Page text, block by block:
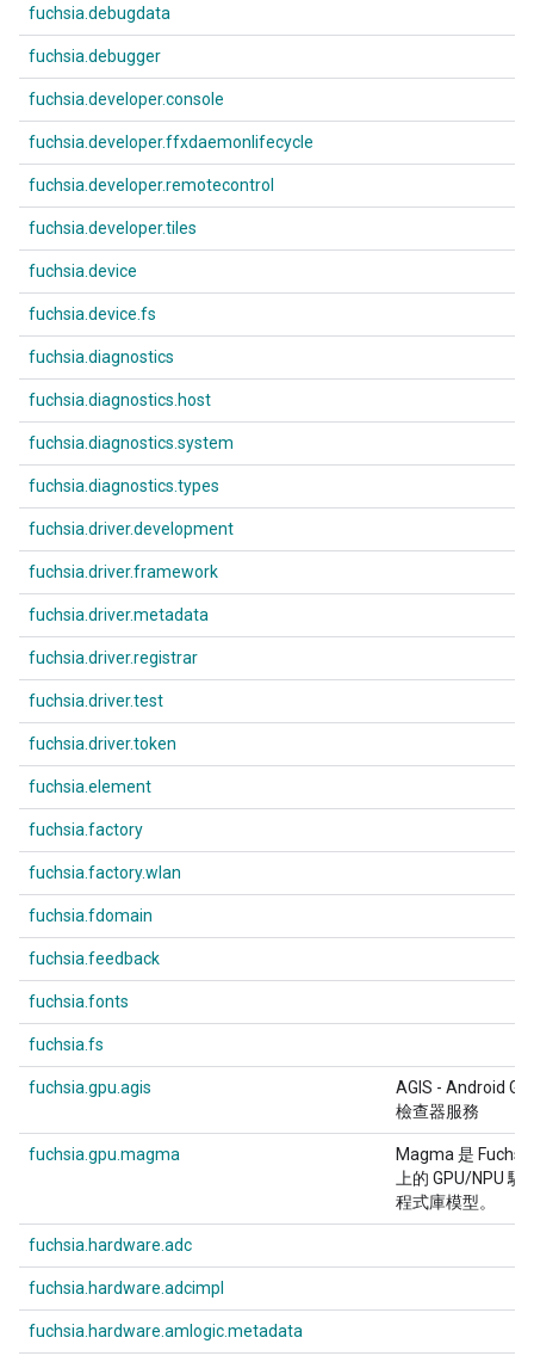
fuchsia.debugdata
fuchsia.debugger
fuchsia.developer.console
fuchsia.developer.ffxdaemonlifecycle
fuchsia.developer.remotecontrol
fuchsia.developer.tiles
fuchsia.device
fuchsia.device.fs
fuchsia.diagnostics
fuchsia.diagnostics.host
fuchsia.diagnostics.system
fuchsia.diagnostics.types
fuchsia.driver.development
fuchsia.driver.framework
fuchsia.driver.metadata
fuchsia.driver.registrar
fuchsia.driver.test
fuchsia.driver.token
fuchsia.element
fuchsia.factory
fuchsia.factory.wlan
fuchsia.fdomain
fuchsia.feedback
fuchsia.fonts
fuchsia.fs
fuchsia.gpu.agis
AGIS - Android
檢查器服務
fuchsia.gpu.magma
Magma 是 Fuchsia
上的 GPU/NPU 驅
程式庫模型。
fuchsia.hardware.adc
fuchsia.hardware.adcimpl
fuchsia.hardware.amlogic.metadata